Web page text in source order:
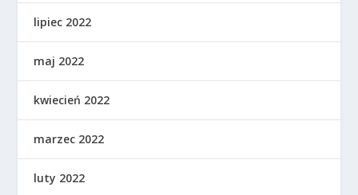
lipiec 2022
maj 2022
kwiecień 2022
marzec 2022
luty 2022